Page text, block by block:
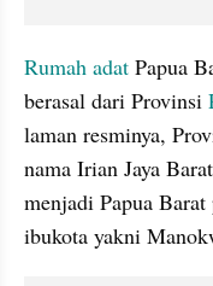
Rumah adat Papua
berasal dari Provinsi
laman resminya,
nama Irian Jaya
menjadi Papua
ibukota yakni